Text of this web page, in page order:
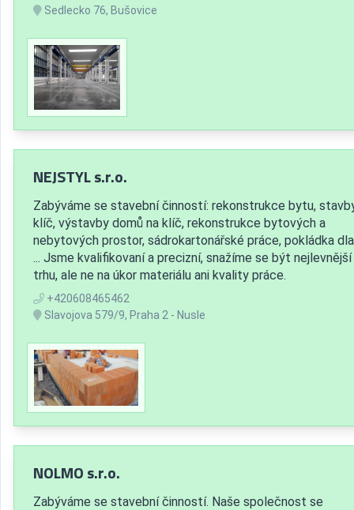
Sedlecko 76, Bušovice
NEJSTYL s.r.o.
Zabýváme se stavební činností: rekonstrukce bytu,
klíč, výstavby domů na klíč, rekonstrukce bytových a
nebytových prostor, sádrokartonářské práce, pokládka
... Jsme kvalifikovaní a precizní, snažíme se být nejlevnější
trhu, ale ne na úkor materiálu ani kvality práce.
+420608465462
Slavojova 579/9, Praha 2 - Nusle
NOLMO s.r.o.
Zabýváme se stavební činností. Naše společnost se